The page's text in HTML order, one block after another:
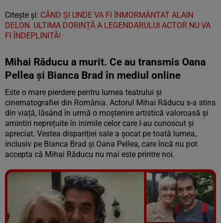
Citește și: CÂND ȘI UNDE VA FI ÎNMORMÂNTAT ALAIN
DELON. ULTIMA DORINȚĂ A LEGENDARULUI ACTOR NU VA
FI ÎNDEPLINITĂ!
Mihai Răducu a murit. Ce au transmis Oana
Pellea și Bianca Brad în mediul online
Este o mare pierdere pentru lumea teatrului și
cinematografiei din România. Actorul Mihai Răducu s-a stins
din viață, lăsând în urmă o moștenire artistică valoroasă și
amintiri neprețuite în inimile celor care l-au cunoscut și
apreciat. Vestea dispariției sale a șocat pe toată lumea,
inclusiv pe Bianca Brad și Oana Pellea, care încă nu pot
accepta că Mihai Răducu nu mai este printre noi.